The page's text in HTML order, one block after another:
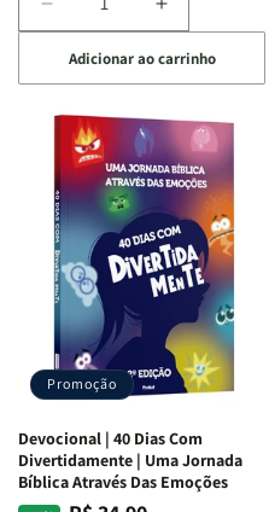
Diminuir
a
quantidade
de
Devocional
Quarto
de
Guerra
Isabelle
S.
Alves
Aumentar
a
quantidade
de
Devocional
Quarto
de
Guerra
|
Isabelle
S.
Alves
Adicionar ao carrinho
Promoção
Devocional | 40 Dias Com
Divertidamente | Uma Jornada
Bíblica Através Das Emoções